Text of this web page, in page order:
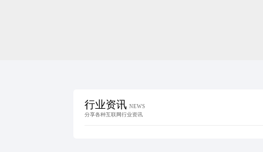
行业资讯 NEWS
分享各种互联网行业资讯